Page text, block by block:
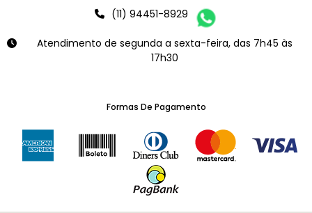
(11) 94451-8929
Atendimento de segunda a sexta-feira, das 7h45 às
17h30
Formas De Pagamento